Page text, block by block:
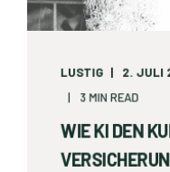
LUSTIG 2. JULI
3 MIN READ
WIE KI DEN